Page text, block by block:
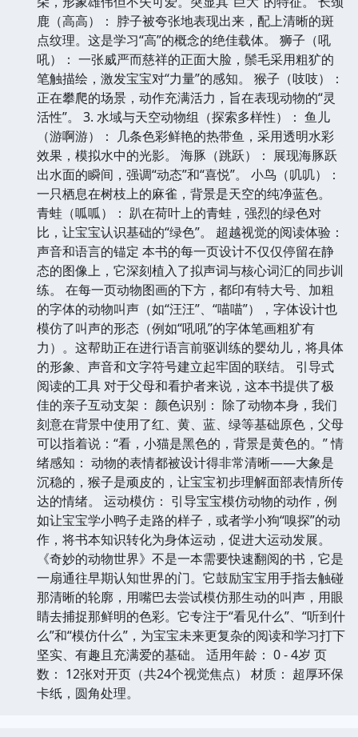
鹿（高高）： 脖子被夸张地表现出来，配上清晰的斑
点纹理。这是学习“高”的概念的绝佳载体。 狮子（吼
吼）： 一张威严而慈祥的正面大脸，鬃毛采用粗犷的
笔触描绘，激发宝宝对“力量”的感知。 猴子（吱吱）：
正在攀爬的场景，动作充满活力，旨在表现动物的“灵
活性”。 3. 水域与天空动物组（探索多样性）： 鱼儿
（游啊游）： 几条色彩鲜艳的热带鱼，采用透明水彩
效果，模拟水中的光影。 海豚（跳跃）： 展现海豚跃
出水面的瞬间，强调“动态”和“喜悦”。 小鸟（叽叽）：
一只栖息在树枝上的麻雀，背景是天空的纯净蓝色。
青蛙（呱呱）： 趴在荷叶上的青蛙，强烈的绿色对
比，让宝宝认识基础的“绿色”。 超越视觉的阅读体验：
声音和语言的锚定 本书的每一页设计不仅仅停留在静
态的图像上，它深刻植入了拟声词与核心词汇的同步训
练。 在每一页动物图画的下方，都印有特大号、加粗
的字体的动物叫声（如“汪汪”、“喵喵”），字体设计也
模仿了叫声的形态（例如“吼吼”的字体笔画粗犷有
力）。这帮助正在进行语言前驱训练的婴幼儿，将具体
的形象、声音和文字符号建立起牢固的联结。 引导式
阅读的工具 对于父母和看护者来说，这本书提供了极
佳的亲子互动支架： 颜色识别： 除了动物本身，我们
刻意在背景中使用了红、黄、蓝、绿等基础原色，父母
可以指着说：“看，小猫是黑色的，背景是黄色的。” 情
绪感知： 动物的表情都被设计得非常清晰——大象是
沉稳的，猴子是顽皮的，让宝宝初步理解面部表情所传
达的情绪。 运动模仿： 引导宝宝模仿动物的动作，例
如让宝宝学小鸭子走路的样子，或者学小狗“嗅探”的动
作，将书本知识转化为身体运动，促进大运动发展。
《奇妙的动物世界》不是一本需要快速翻阅的书，它是
一扇通往早期认知世界的门。它鼓励宝宝用手指去触碰
那清晰的轮廓，用嘴巴去尝试模仿那生动的叫声，用眼
睛去捕捉那鲜明的色彩。它专注于“看见什么”、“听到什
么”和“模仿什么”，为宝宝未来更复杂的阅读和学习打下
坚实、有趣且充满爱的基础。 适用年龄： 0 - 4岁 页
数： 12张对开页（共24个视觉焦点） 材质： 超厚环保
卡纸，圆角处理。